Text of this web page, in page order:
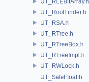
UT_RootFinder.h
UT_RSA.h
UT_RTree.h
UT_RTreeBox.h
UT_RTreeImpl.h
UT_RWLock.h
UT_SafeFloat.h